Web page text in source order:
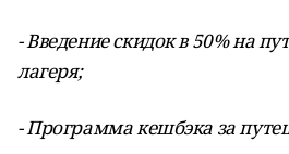
- Введение скидок в 50% на
лагеря;
- Программа кешбэка за